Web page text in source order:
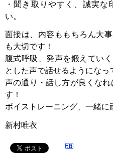
・聞き取りやすく、誠実
い。
面接は、内容ももちろん大
も大切です！
腹式呼吸、発声を鍛えてい
とした声で話せるようになっ
声の通り・話し方が良くな
す！
ボイストレーニング、一緒に
新村唯衣